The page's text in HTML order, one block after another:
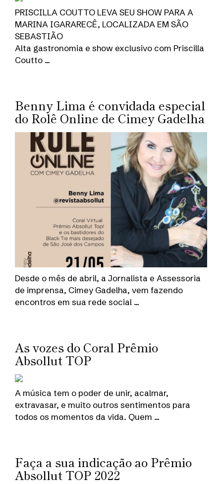
PRISCILLA COUTTO LEVA SEU SHOW PARA A
MARINA IGARARECÊ, LOCALIZADA EM SÃO
SEBASTIÃO
Alta gastronomia e show exclusivo com Priscilla
Coutto …
Benny Lima é convidada especial
do Rolê Online de Cimey Gadelha
Desde o mês de abril, a Jornalista e Assessoria
de imprensa, Cimey Gadelha, vem fazendo
encontros em sua rede social …
As vozes do Coral Prêmio
Absollut TOP
A música tem o poder de unir, acalmar,
extravasar, e muito outros sentimentos para
todos os momentos da vida. Quem …
Faça a sua indicação ao Prêmio
Absollut TOP 2022